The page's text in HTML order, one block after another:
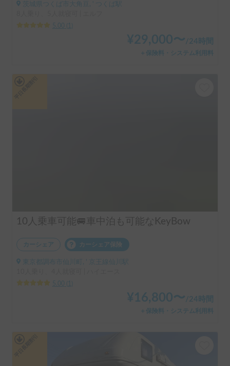
茨城県つくば市大角豆, ' つくば駅
5.00
¥29,000〜 /24時間
＋保険料・システム利用料
10人乗車可能🚐車中泊も可能なKeyBow
カーシェア カーシェア保険
東京都調布市仙川町, ' 京王線仙川駅
5.00
¥ 16,800〜 /24時間
＋保険料・システム利用料